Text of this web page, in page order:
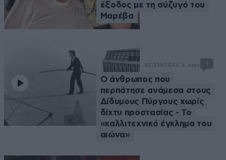
έξοδος με τη σύζυγό του
Μαρέβα
ΚΟΣΜΟΣ46 λ. πριν 1
Ο άνθρωπος που
περπάτησε ανάμεσα στους
Δίδυμους Πύργους χωρίς
δίχτυ προστασίας - Το
«καλλιτεχνικό έγκλημα του
αιώνα»